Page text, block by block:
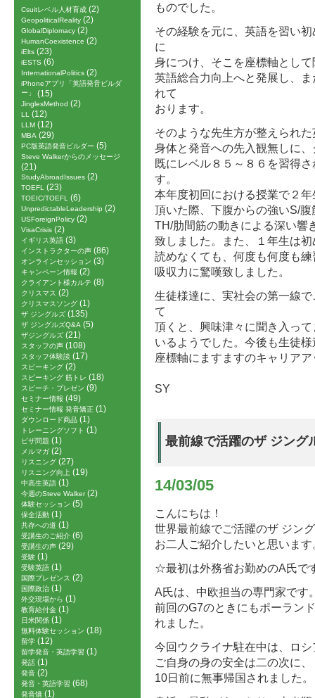
Csuitレベル人材育成 (2)
GeopoliticalReality (2)
GlobalDiplomacy (2)
HumanCoexistence (2)
iElts (23)
iESTS (6)
InternationalPolitics (2)
iPhoneアプリ「英語発音ビルダ
ー」 (15)
JinglesMethod (2)
LL (12)
LLM (12)
MBA (29)
PC版英語発音ビルダー (5)
Steve Walkerからのメッセージ
(21)
StudyAbroadIssues (2)
TOEFL (23)
TOEIC/TOEFL (6)
UnpredictableLeadership (2)
USForeignPolicy (2)
VisaCrisis (2)
イギリス英語 (3)
インストラクターの声 (86)
オンラインセッション (3)
キャンペーン情報 (2)
クライアント様カルテ (8)
クリスマス (2)
クリスマスソング (1)
ザ ジングルズ (135)
ザ ジングルズQ&A (5)
ザジングルズ (21)
スタッフの声 (108)
スタッフ体験談 (17)
スピーキング (2)
スピーキング 筋トレ (18)
スピーチ・プレゼン (9)
セミナー情報 (49)
セミナー情報 発音矯正 (1)
ダウンロード商品 (1)
トレーニングソフト (1)
ビザ問題 (1)
メルマガ (2)
リスニング (27)
リスニング向上 (19)
中高生英語 (1)
今週のSteve Walker(2)
体験セッション (5)
保全活動 (1)
共存への道 (1)
受講生のご紹介 (6)
受講生の声 (29)
受験 (1)
受験英語 (1)
国際プレゼンス (2)
国際政治 (1)
外交現場から (1)
教育給付金 (1)
日米関係 (1)
無料体験セッション (18)
留学 (12)
留学発音・英語学習 (1)
発話 (1)
発音 (2)
発音・英語学習 (68)
発音矯 (1)
ものでした。
その経験を元に、英語を習い
に
身につけ、そこを座標軸とし
英語総合力向上へと発展し、
れて
おります。
そのような先生方が整えられ
身体と発音への先入観無しに
既にレベル８５～８６を習得
す。
本年度初回における授業で２
頂いた際、下腹からの強いS/
TH/肋間筋の動きによる深い響
致しました。また、１年生は
読めなくても、何度も何度も
吸収力に驚嘆致しました。
生徒様達に、実社会の第一線
て
頂くと、興味津々に聞き入っ
いるようでした。今後も生徒
座標軸にますますのキャリア
SY
最前線で活躍のザ ジング
14/03/05
こんにちは！
世界最前線でご活躍のザ ジン
お二人ご紹介したいと思います
☆最初は外務省お勤めのA氏で
A氏は、中欧担当の専門家です
前回のG7のときにもポーラン
れました。
今回ウクライナ駐在中は、ロ
ご自身の身の安全は二の次に
10日前に無事帰国されました。